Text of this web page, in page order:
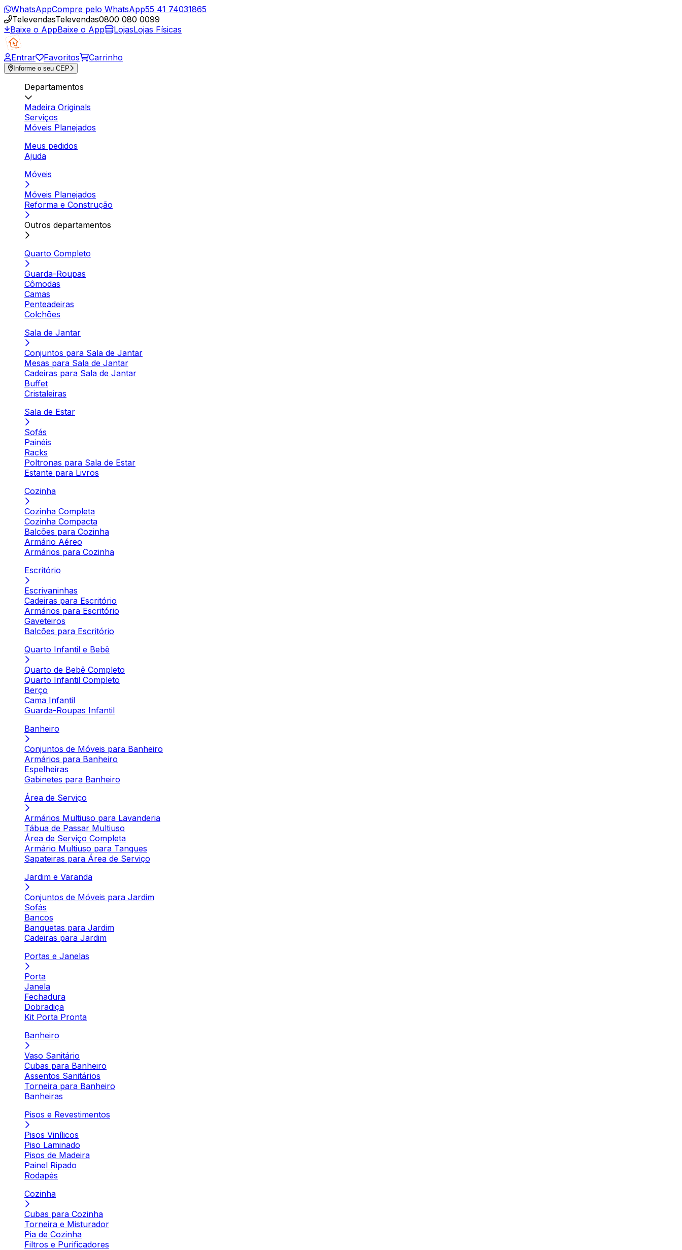
WhatsAppCompre pelo WhatsApp55 41 74031865
TelevendasTelevendas0800 080 0099
Baixe o AppBaixe o App LojasLojas Físicas
Entrar Favoritos Carrinho
Informe o seu CEP
Departamentos
Madeira Originals
Serviços
Móveis Planejados
Meus pedidos
Ajuda
Móveis
Móveis Planejados
Reforma e Construção
Outros departamentos
Quarto Completo
Guarda-Roupas
Cômodas
Camas
Penteadeiras
Colchões
Sala de Jantar
Conjuntos para Sala de Jantar
Mesas para Sala de Jantar
Cadeiras para Sala de Jantar
Buffet
Cristaleiras
Sala de Estar
Sofás
Painéis
Racks
Poltronas para Sala de Estar
Estante para Livros
Cozinha
Cozinha Completa
Cozinha Compacta
Balcões para Cozinha
Armário Aéreo
Armários para Cozinha
Escritório
Escrivaninhas
Cadeiras para Escritório
Armários para Escritório
Gaveteiros
Balcões para Escritório
Quarto Infantil e Bebê
Quarto de Bebê Completo
Quarto Infantil Completo
Berço
Cama Infantil
Guarda-Roupas Infantil
Banheiro
Conjuntos de Móveis para Banheiro
Armários para Banheiro
Espelheiras
Gabinetes para Banheiro
Área de Serviço
Armários Multiuso para Lavanderia
Tábua de Passar Multiuso
Área de Serviço Completa
Armário Multiuso para Tanques
Sapateiras para Área de Serviço
Jardim e Varanda
Conjuntos de Móveis para Jardim
Sofás
Bancos
Banquetas para Jardim
Cadeiras para Jardim
Portas e Janelas
Porta
Janela
Fechadura
Dobradiça
Kit Porta Pronta
Banheiro
Vaso Sanitário
Cubas para Banheiro
Assentos Sanitários
Torneira para Banheiro
Banheiras
Pisos e Revestimentos
Pisos Vinílicos
Piso Laminado
Pisos de Madeira
Painel Ripado
Rodapés
Cozinha
Cubas para Cozinha
Torneira e Misturador
Pia de Cozinha
Filtros e Purificadores